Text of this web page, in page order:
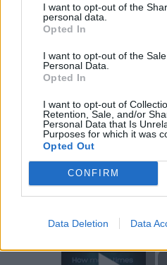
I want to opt-out of the
personal data.
Opted In
I want to opt-out of the
Personal Data.
Opted In
I want to opt-out of
Retention, Sale, and/or
Personal Data that Is
Purposes for which it was
Opted Out
CONFIRM
Data Deletion Data
meilleur prix sur
Paroles + Traduction
Commentaires
Voir la vidéo de
(How Many
Concert/Live